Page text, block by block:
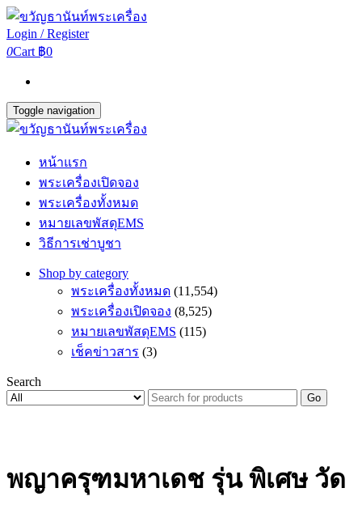
Login / Register
0Cart ฿0
Toggle navigation
หน้าแรก
พระเครื่องเปิดจอง
พระเครื่องทั้งหมด
หมายเลขพัสดุEMS
วิธีการเช่าบูชา
Shop by category
พระเครื่องทั้งหมด (11,554)
พระเครื่องเปิดจอง (8,525)
หมายเลขพัสดุEMS (115)
เช็คข่าวสาร (3)
Search
Go
พญาครุฑมหาเดช รุ่น พิเศษ วัด